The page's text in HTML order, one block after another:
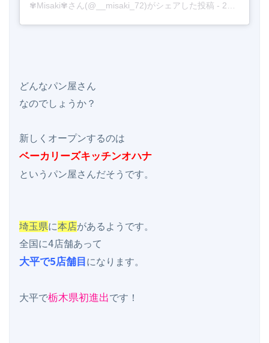
✾Misaki✾さん(@__misaki_72)がシェアした投稿 - 2018年 3月月12日午前4時21分PDT
どんなパン屋さん
なのでしょうか？
ベーカリーズキッチンオハナ
というパン屋さんだそうです。
埼玉県に本店があるようです。
大平で5店舗目 になります。
大平で栃木県初進出です！